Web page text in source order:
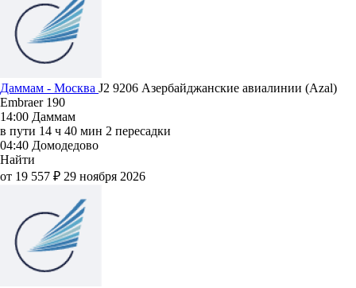
Даммам - Москва J2 9206 Азербайджанские авиалинии (Azal)
Embraer 190
14:00 Даммам
в пути 14 ч 40 мин 2 пересадки
04:40 Домодедово
Найти
от 19 557 ₽ 29 ноября 2026